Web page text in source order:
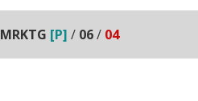
MRKTG [P] / 06/ 04